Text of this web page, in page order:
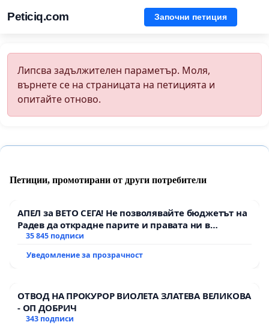
Peticiq.com Започни петиция
Липсва задължителен параметър. Моля,
върнете се на страницата на петицията и
опитайте отново.
Петиции, промотирани от други потребители
АПЕЛ за ВЕТО СЕГА! Не позволявайте бюджетът на
Радев да открадне парите и правата ни в
тъмното
35 845 подписи
Уведомление за прозрачност
ОТВОД НА ПРОКУРОР ВИОЛЕТА ЗЛАТЕВА ВЕЛИКОВА
- ОП ДОБРИЧ
343 подписи